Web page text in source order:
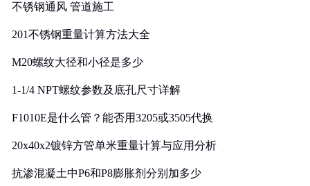
不锈钢通风 管道施工
201不锈钢重量计算方法大全
M20螺纹大径和小径是多少
1-1/4 NPT螺纹参数及底孔尺寸详解
F1010E是什么管？能否用3205或3505代换
20x40x2镀锌方管单米重量计算与应用分析
抗渗混凝土中P6和P8膨胀剂分别加多少